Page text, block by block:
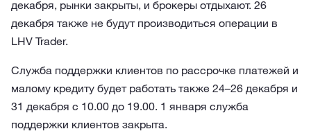
декабря, рынки закрыты, и брокеры отдыхают. 26
декабря также не будут производиться операции в
LHV Trader.
Служба поддержки клиентов по рассрочке платежей и
малому кредиту будет работать также 24–26 декабря и
31 декабря с 10.00 до 19.00. 1 января служба
поддержки клиентов закрыта.